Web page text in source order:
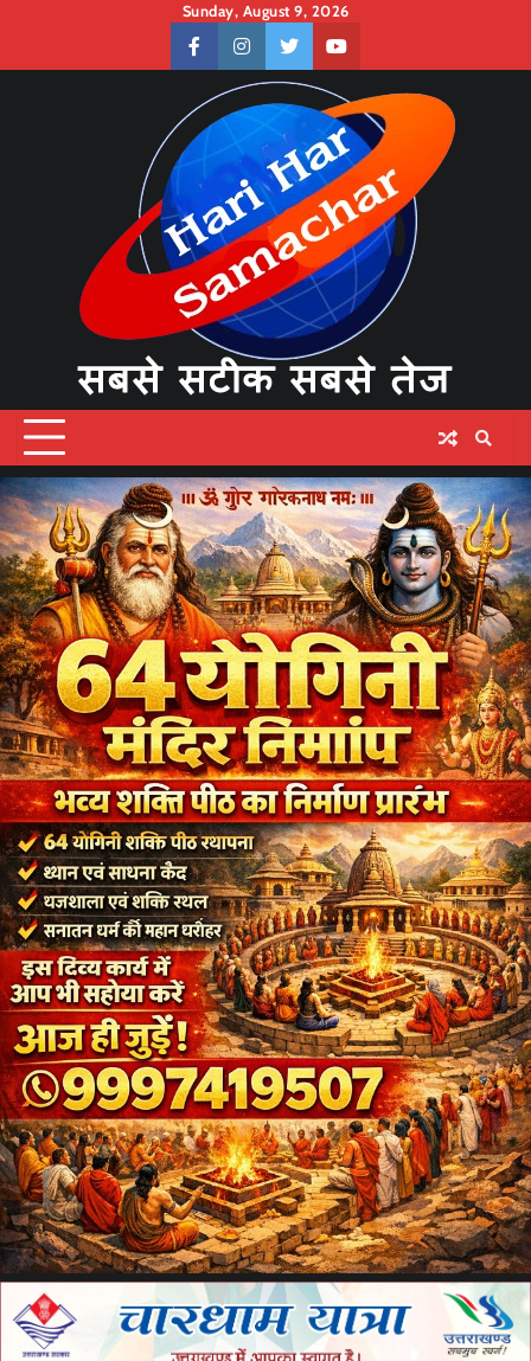
content
Sunday, August 9, 2026
facebookinstagramtwitteryoutube